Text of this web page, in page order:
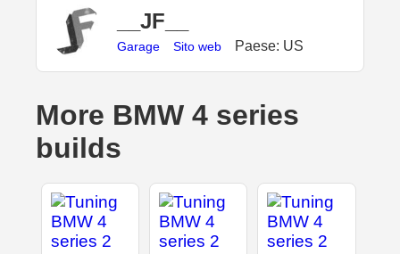
__JF__
Garage Sito web Paese: US
More BMW 4 series
builds